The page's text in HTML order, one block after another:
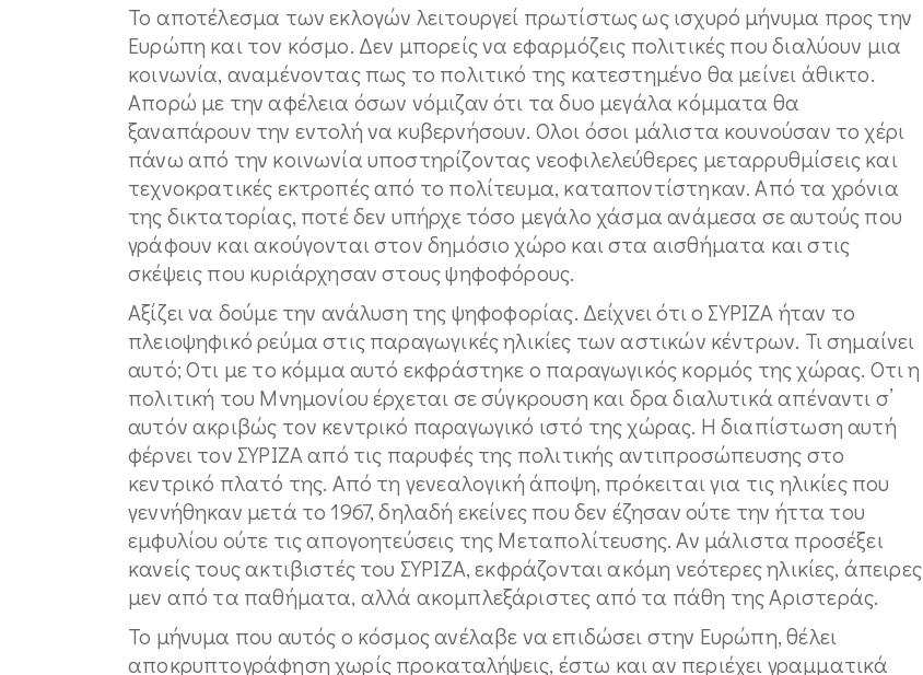
Το αποτέλεσμα των εκλογών λειτουργεί πρωτίστως ως ισχυρό μήνυμα προς την
Ευρώπη και τον κόσμο. Δεν μπορείς να εφαρμόζεις πολιτικές που διαλύουν μια
κοινωνία, αναμένοντας πως το πολιτικό της κατεστημένο θα μείνει άθικτο.
Απορώ με την αφέλεια όσων νόμιζαν ότι τα δυο μεγάλα κόμματα θα
ξαναπάρουν την εντολή να κυβερνήσουν. Oλοι όσοι μάλιστα κουνούσαν το χέρι
πάνω από την κοινωνία υποστηρίζοντας νεοφιλελεύθερες μεταρρυθμίσεις και
τεχνοκρατικές εκτροπές από το πολίτευμα, καταποντίστηκαν. Από τα χρόνια
της δικτατορίας, ποτέ δεν υπήρχε τόσο μεγάλο χάσμα ανάμεσα σε αυτούς που
γράφουν και ακούγονται στον δημόσιο χώρο και στα αισθήματα και στις
σκέψεις που κυριάρχησαν στους ψηφοφόρους.
Αξίζει να δούμε την ανάλυση της ψηφοφορίας. Δείχνει ότι ο ΣΥΡΙΖΑ ήταν το
πλειοψηφικό ρεύμα στις παραγωγικές ηλικίες των αστικών κέντρων. Τι σημαίνει
αυτό; Οτι με το κόμμα αυτό εκφράστηκε ο παραγωγικός κορμός της χώρας. Οτι η
πολιτική του Μνημονίου έρχεται σε σύγκρουση και δρα διαλυτικά απέναντι σ’
αυτόν ακριβώς τον κεντρικό παραγωγικό ιστό της χώρας. Η διαπίστωση αυτή
φέρνει τον ΣΥΡΙΖΑ από τις παρυφές της πολιτικής αντιπροσώπευσης στο
κεντρικό πλατό της. Από τη γενεαλογική άποψη, πρόκειται για τις ηλικίες που
γεννήθηκαν μετά το 1967, δηλαδή εκείνες που δεν έζησαν ούτε την ήττα του
εμφυλίου ούτε τις απογοητεύσεις της Μεταπολίτευσης. Αν μάλιστα προσέξει
κανείς τους ακτιβιστές του ΣΥΡΙΖΑ, εκφράζονται ακόμη νεότερες ηλικίες, άπειρες
μεν από τα παθήματα, αλλά ακομπλεξάριστες από τα πάθη της Αριστεράς.
Το μήνυμα που αυτός ο κόσμος ανέλαβε να επιδώσει στην Ευρώπη, θέλει
αποκρυπτογράφηση χωρίς προκαταλήψεις, έστω και αν περιέχει γραμματικά